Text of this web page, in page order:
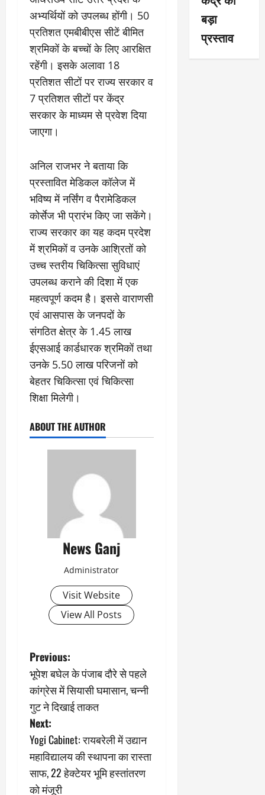
अभ्यर्थियों को उपलब्ध होंगी। 50
प्रतिशत एमबीबीएस सीटें बीमित
श्रमिकों के बच्चों के लिए आरक्षित
रहेंगी। इसके अलावा 18
प्रतिशत सीटों पर राज्य सरकार व
7 प्रतिशत सीटों पर केंद्र
सरकार के माध्यम से प्रवेश दिया
जाएगा।
अनिल राजभर ने बताया कि
प्रस्तावित मेडिकल कॉलेज में
भविष्य में नर्सिंग व पैरामेडिकल
कोर्सेज भी प्रारंभ किए जा सकेंगे।
राज्य सरकार का यह कदम प्रदेश
में श्रमिकों व उनके आश्रितों को
उच्च स्तरीय चिकित्सा सुविधाएं
उपलब्ध कराने की दिशा में एक
महत्वपूर्ण कदम है। इससे वाराणसी
एवं आसपास के जनपदों के
संगठित क्षेत्र के 1.45 लाख
ईएसआई कार्डधारक श्रमिकों तथा
उनके 5.50 लाख परिजनों को
बेहतर चिकित्सा एवं चिकित्सा
शिक्षा मिलेगी।
ABOUT THE AUTHOR
News Ganj
Administrator
Visit Website
View All Posts
P
o
s
t
n
a
Previous:
भूपेश बघेल के पंजाब दौरे से पहले
कांग्रेस में सियासी घमासान, चन्नी
गुट ने दिखाई ताकत
Next:
Yogi Cabinet: रायबरेली में उद्यान
महाविद्यालय की स्थापना का रास्ता
साफ, 22 हेक्टेयर भूमि हस्तांतरण
को मंजूरी
बड़ा
प्रस्ताव